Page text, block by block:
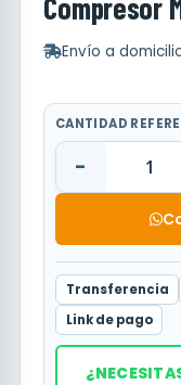
Envío a
CANTIDAD
-
Transferencia
Link de pago